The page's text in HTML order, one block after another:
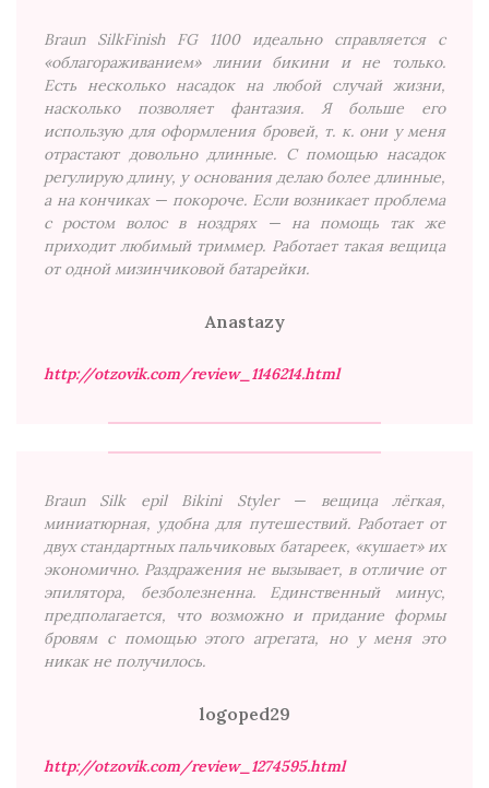
Braun SilkFinish FG 1100 идеально справляется с
«облагораживанием» линии бикини и не только.
Есть несколько насадок на любой случай жизни,
насколько позволяет фантазия. Я больше его
использую для оформления бровей, т. к. они у меня
отрастают довольно длинные. С помощью насадок
регулирую длину, у основания делаю более длинные,
а на кончиках — покороче. Если возникает проблема
с ростом волос в ноздрях — на помощь так же
приходит любимый триммер. Работает такая вещица
от одной мизинчиковой батарейки.
Anastazy
http://otzovik.com/review_1146214.html
Braun Silk epil Bikini Styler — вещица лёгкая,
миниатюрная, удобна для путешествий. Работает от
двух стандартных пальчиковых батареек, «кушает» их
экономично. Раздражения не вызывает, в отличие от
эпилятора, безболезненна. Единственный минус,
предполагается, что возможно и придание формы
бровям с помощью этого агрегата, но у меня это
никак не получилось.
logoped29
http://otzovik.com/review_1274595.html